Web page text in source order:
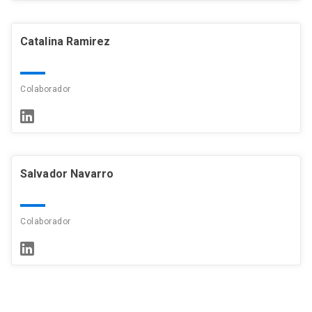
Catalina Ramirez
Colaborador
Salvador Navarro
Colaborador